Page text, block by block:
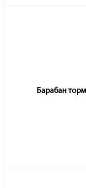
Барабан